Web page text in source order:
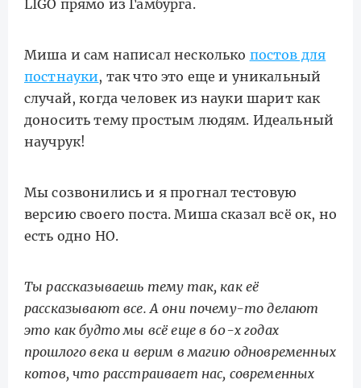
LIGO прямо из Гамбурга.
Миша и сам написал несколько постов для
постнауки, так что это еще и уникальный
случай, когда человек из науки шарит как
доносить тему простым людям. Идеальный
научрук!
Мы созвонились и я прогнал тестовую
версию своего поста. Миша сказал всё ок, но
есть одно НО.
Ты рассказываешь тему так, как её
рассказывают все. А они почему-то делают
это как будто мы всё еще в 60-х годах
прошлого века и верим в магию одновременных
котов, что расстраивает нас, современных